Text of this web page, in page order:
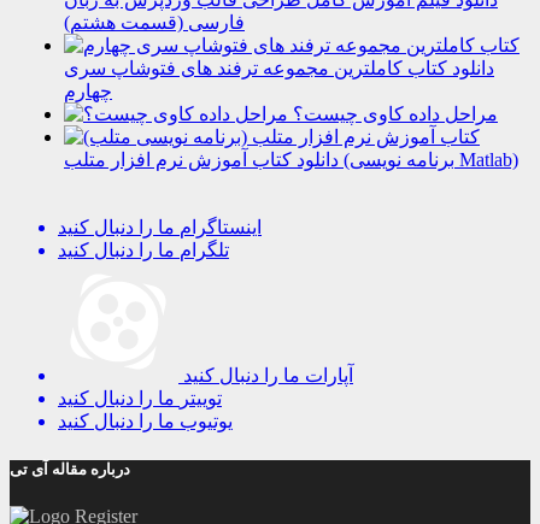
فارسی (قسمت هشتم)
دانلود کتاب کاملترین مجموعه ترفند های فتوشاپ سری
چهارم
مراحل داده کاوی چیست؟
دانلود کتاب آموزش نرم افزار متلب (برنامه نویسی Matlab)
اینستاگرام ما را دنبال کنید
تلگرام ما را دنبال کنید
آپارات ما را دنبال کنید
توییتر ما را دنبال کنید
یوتیوب ما را دنبال کنید
درباره مقاله آی تی